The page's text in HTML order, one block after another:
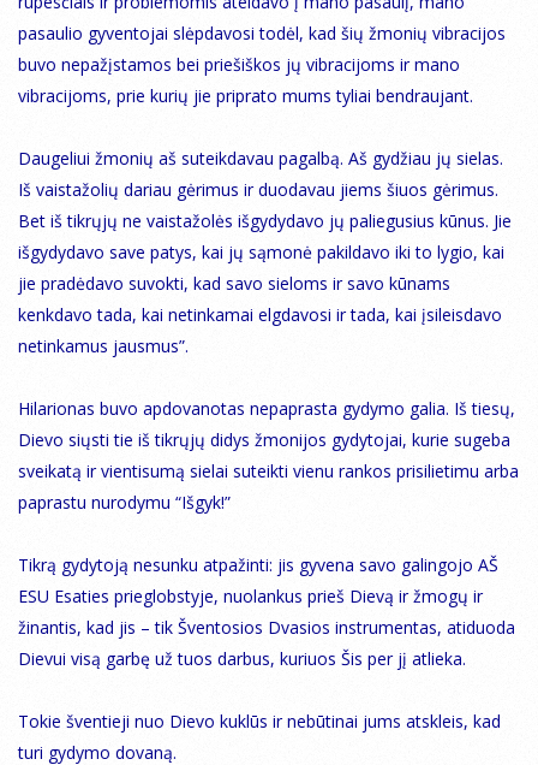
pasaulio gyventojai slėpdavosi todėl, kad šių žmonių vibracijos
buvo nepažįstamos bei priešiškos jų vibracijoms ir mano
vibracijoms, prie kurių jie priprato mums tyliai bendraujant.
Daugeliui žmonių aš suteikdavau pagalbą. Aš gydžiau jų sielas.
Iš vaistažolių dariau gėrimus ir duodavau jiems šiuos gėrimus.
Bet iš tikrųjų ne vaistažolės išgydydavo jų paliegusius kūnus. Jie
išgydydavo save patys, kai jų sąmonė pakildavo iki to lygio, kai
jie pradėdavo suvokti, kad savo sieloms ir savo kūnams
kenkdavo tada, kai netinkamai elgdavosi ir tada, kai įsileisdavo
netinkamus jausmus”.
Hilarionas buvo apdovanotas nepaprasta gydymo galia. Iš tiesų,
Dievo siųsti tie iš tikrųjų didys žmonijos gydytojai, kurie sugeba
sveikatą ir vientisumą sielai suteikti vienu rankos prisilietimu arba
paprastu nurodymu “Išgyk!”
Tikrą gydytoją nesunku atpažinti: jis gyvena savo galingojo AŠ
ESU Esaties prieglobstyje, nuolankus prieš Dievą ir žmogų ir
žinantis, kad jis – tik Šventosios Dvasios instrumentas, atiduoda
Dievui visą garbę už tuos darbus, kuriuos Šis per jį atlieka.
Tokie šventieji nuo Dievo kuklūs ir nebūtinai jums atskleis, kad
turi gydymo dovaną.